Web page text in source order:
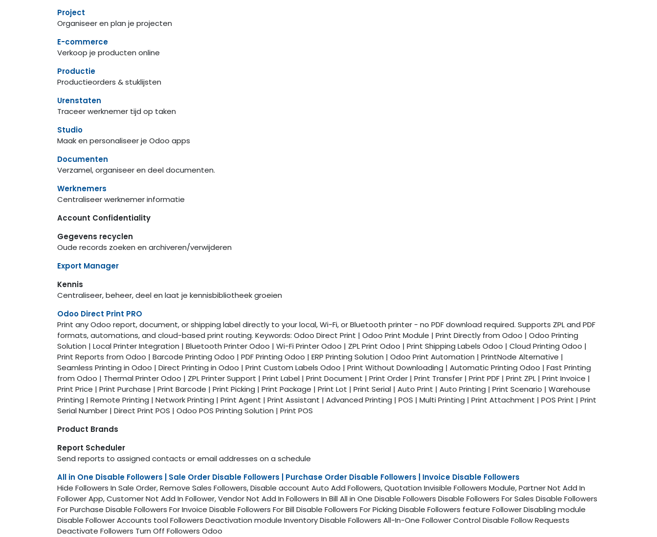
Project
Organiseer en plan je projecten
E-commerce
Verkoop je producten online
Productie
Productieorders & stuklijsten
Urenstaten
Traceer werknemer tijd op taken
Studio
Maak en personaliseer je Odoo apps
Documenten
Verzamel, organiseer en deel documenten.
Werknemers
Centraliseer werknemer informatie
Account Confidentiality
Gegevens recyclen
Oude records zoeken en archiveren/verwijderen
Export Manager
Kennis
Centraliseer, beheer, deel en laat je kennisbibliotheek groeien
Odoo Direct Print PRO
Print any Odoo report, document, or shipping label directly to your local, Wi-Fi, or Bluetooth printer - no PDF download required. Supports ZPL and PDF
formats, automations, and cloud-based print routing. Keywords: Odoo Direct Print | Odoo Print Module | Print Directly from Odoo | Odoo Printing
Solution | Local Printer Integration | Bluetooth Printer Odoo | Wi-Fi Printer Odoo | ZPL Print Odoo | Print Shipping Labels Odoo | Cloud Printing Odoo |
Print Reports from Odoo | Barcode Printing Odoo | PDF Printing Odoo | ERP Printing Solution | Odoo Print Automation | PrintNode Alternative |
Seamless Printing in Odoo | Direct Printing in Odoo | Print Custom Labels Odoo | Print Without Downloading | Automatic Printing Odoo | Fast Printing
from Odoo | Thermal Printer Odoo | ZPL Printer Support | Print Label | Print Document | Print Order | Print Transfer | Print PDF | Print ZPL | Print Invoice |
Print Price | Print Purchase | Print Barcode | Print Picking | Print Package | Print Lot | Print Serial | Auto Print | Auto Printing | Print Scenario | Warehouse
Printing | Remote Printing | Network Printing | Print Agent | Print Assistant | Advanced Printing | POS | Multi Printing | Print Attachment | POS Print | Print
Serial Number | Direct Print POS | Odoo POS Printing Solution | Print POS
Product Brands
Report Scheduler
Send reports to assigned contacts or email addresses on a schedule
All in One Disable Followers | Sale Order Disable Followers | Purchase Order Disable Followers | Invoice Disable Followers
Hide Followers In Sale Order, Remove Sales Followers, Disable account Auto Add Followers, Quotation Invisible Followers Module, Partner Not Add In
Follower App, Customer Not Add In Follower, Vendor Not Add In Followers In Bill All in One Disable Followers Disable Followers For Sales Disable Followers
For Purchase Disable Followers For Invoice Disable Followers For Bill Disable Followers For Picking Disable Followers feature Follower Disabling module
Disable Follower Accounts tool Followers Deactivation module Inventory Disable Followers All-In-One Follower Control Disable Follow Requests
Deactivate Followers Turn Off Followers Odoo